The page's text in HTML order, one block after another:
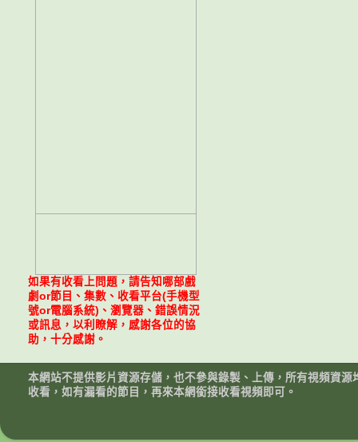
如果有收看上問題，請告知哪部戲
劇or節目、集數、收看平台(手機型
號or電腦系統)、瀏覽器、錯誤情況
或訊息，以利瞭解，感謝各位的協
助，十分感謝。
本網站不提供影片資源存儲，也不參與錄製、上傳，所有視頻資
收看，如有漏看的節目，再來本網銜接收看視頻即可。